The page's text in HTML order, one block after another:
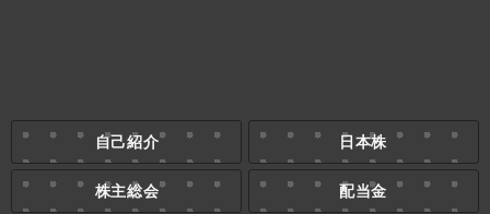
自己紹介 日本株
株主総会 配当金